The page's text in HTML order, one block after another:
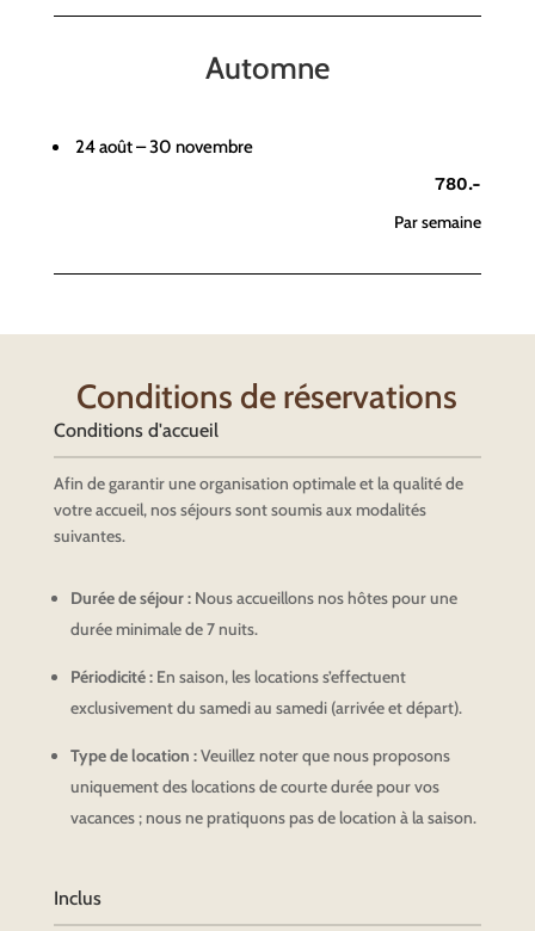
Automne
24 août – 30 novembre
780.-
Par semaine
Conditions de réservations
Conditions d'accueil
Afin de garantir une organisation optimale et la qualité de
votre accueil, nos séjours sont soumis aux modalités
suivantes.
Durée de séjour :Nous accueillons nos hôtes pour une
durée minimale de 7 nuits.
Périodicité :En saison, les locations s’effectuent
exclusivement du samedi au samedi (arrivée et départ).
Type de location :Veuillez noter que nous proposons
uniquement des locations de courte durée pour vos
vacances ; nous ne pratiquons pas de location à la saison.
Inclus